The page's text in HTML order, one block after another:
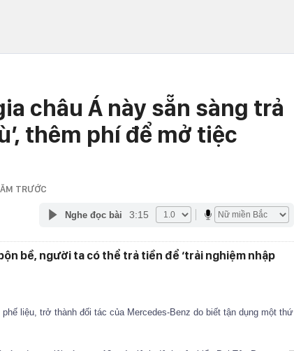
châu Á này sẵn sàng trả
thêm phí để mở tiệc
TRƯỚC
Nghe đọc bài 3:15
bề, người ta có thể trả tiền để ‘trải nghiệm nhập
liệu, trở thành đối tác của Mercedes-Benz do biết tận dụng một thứ